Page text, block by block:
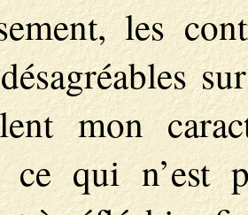
les
mon
ce qui n’est